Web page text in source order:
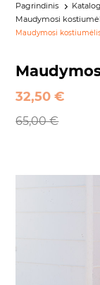
Pagrindinis
Maudymosi
Maudymosi
32,50 €
65,00 €